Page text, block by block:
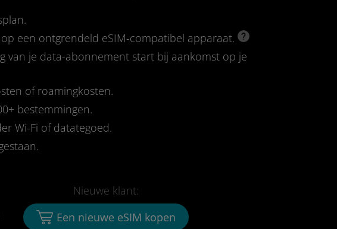
een ontgrendeld eSIM-compatibel apparaat.
van je data-abonnement start bij aankomst op je
of roamingkosten.
bestemmingen.
Wi-Fi of datategoed.
Nieuwe klant:
Een nieuwe eSIM kopen